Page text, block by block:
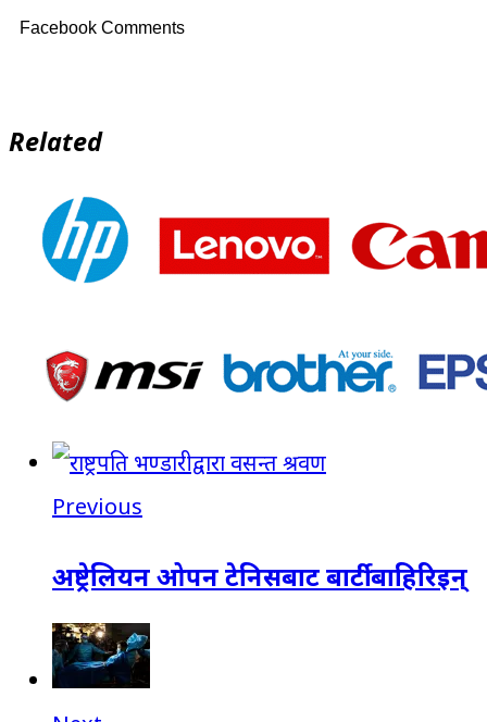
Facebook Comments
Related
Previous
अष्ट्रेलियन ओपन टेनिसबाट बार्टी बाहिरिइन्